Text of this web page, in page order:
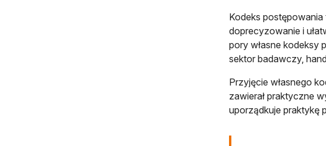
Kodeks
doprecyzowanie i
pory własne kodeksy
sektor badawczy,
Przyjęcie własnego
zawierał praktyczne
uporządkuje praktykę